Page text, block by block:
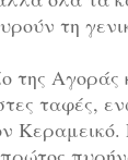
τη
της Αγοράς
ταφές,